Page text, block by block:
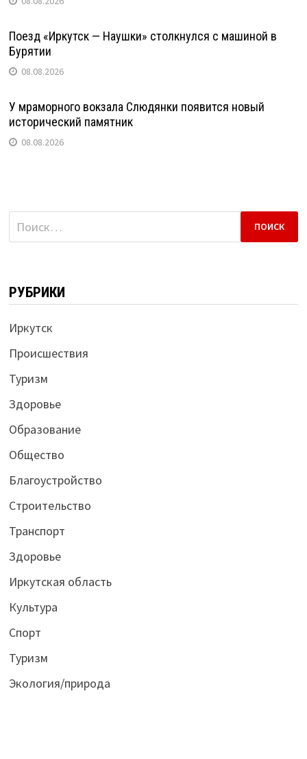
Поезд «Иркутск — Наушки» столкнулся с машиной в
Бурятии
08.08.2026
У мраморного вокзала Слюдянки появится новый
исторический памятник
08.08.2026
Найти:
РУБРИКИ
Иркутск
Происшествия
Туризм
Здоровье
Образование
Общество
Благоустройство
Строительство
Транспорт
Здоровье
Иркутская область
Культура
Спорт
Туризм
Экология/природа